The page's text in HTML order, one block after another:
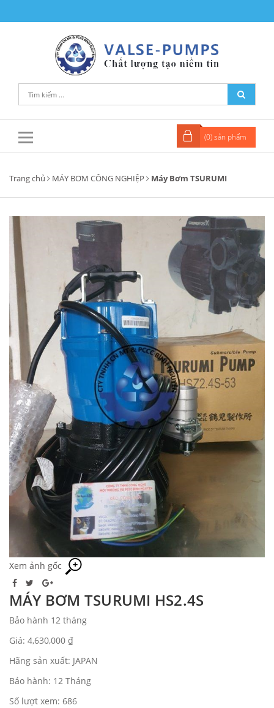
(0) sản phẩm
Trang chủ MÁY BƠM CÔNG NGHIỆP Máy Bơm TSURUMI
Xem ảnh gốc
MÁY BƠM TSURUMI HS2.4S
Bảo hành 12 tháng
Giá: 4,630,000 ₫
Hãng sản xuất: JAPAN
Bảo hành: 12 Tháng
Số lượt xem: 686